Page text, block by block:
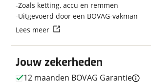
Techniek
Transmissie
Vermogen
Jouw zekerheden
12 maanden BOVAG Garantie
Zoals ketting, accu en remmen
Uitgevoerd door een BOVAG-vakman
Lees meer